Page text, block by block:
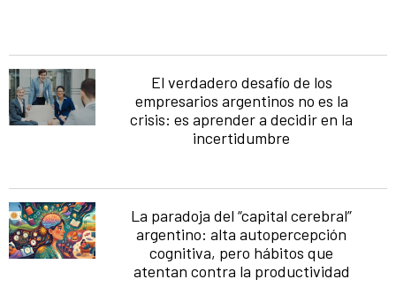
El verdadero desafío de los
empresarios argentinos no es la
crisis: es aprender a decidir en la
incertidumbre
La paradoja del “capital cerebral”
argentino: alta autopercepción
cognitiva, pero hábitos que
atentan contra la productividad